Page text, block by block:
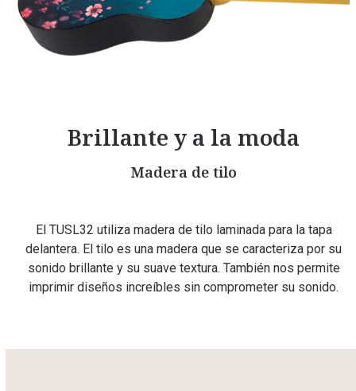
Brillante y a la moda
Madera de tilo
El TUSL32 utiliza madera de tilo laminada para la tapa
delantera. El tilo es una madera que se caracteriza por su
sonido brillante y su suave textura. También nos permite
imprimir diseños increíbles sin comprometer su sonido.